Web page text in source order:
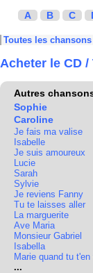
A B C
Toutes les chansons
Acheter le CD /
Autres
Sophie
Caroline
Je fais ma valise
Isabelle
Je suis amoureux
Lucie
Sarah
Sylvie
Je reviens Fanny
Tu te laisses aller
La marguerite
Ave Maria
Monsieur Gabriel
Isabella
Marie quand tu t'en
...